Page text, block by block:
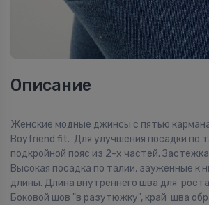
Описание
Женские модные джинсы с пятью
Boyfriend fit. Для улучшения посадки по
подкройной пояс из 2-х частей.
Высокая посадка по талии, зауженные к
длины. Длина внутреннего шва для
Боковой шов "в разутюжку", край шва